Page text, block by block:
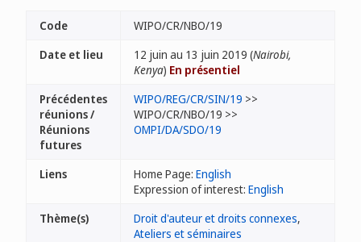
Code
WIPO/CR/NBO/19
Date et lieu
12 juin au 13 juin 2019 (Nairobi,
Kenya) En présentiel
Précédentes
réunions /
Réunions
futures
WIPO/REG/CR/SIN/19 >>
WIPO/CR/NBO/19 >>
OMPI/DA/SDO/19
Liens Home Page: English
Expression of interest: English
Thème(s)
Droit d'auteur et droits connexes,
Ateliers et séminaires